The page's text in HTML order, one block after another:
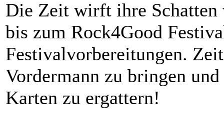
Die Zeit wirft ihre Schatten
bis zum Rock4Good
Festivalvorbereitungen.
Vordermann zu bringen
Karten zu ergattern!